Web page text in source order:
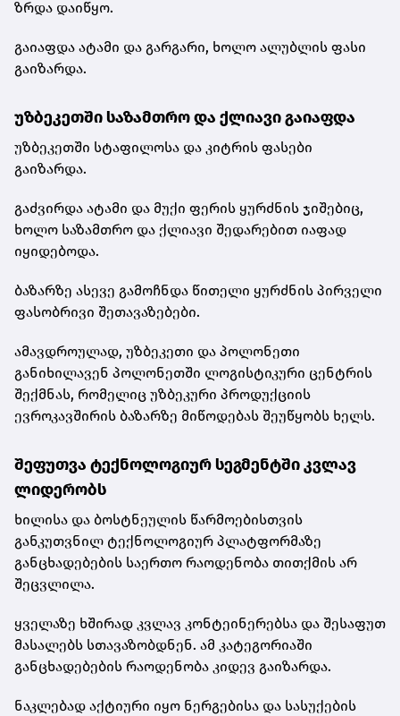
ზრდა დაიწყო.
გაიაფდა ატამი და გარგარი, ხოლო ალუბლის ფასი
გაიზარდა.
უზბეკეთში საზამთრო და ქლიავი გაიაფდა
უზბეკეთში სტაფილოსა და კიტრის ფასები
გაიზარდა.
გაძვირდა ატამი და მუქი ფერის ყურძნის ჯიშებიც,
ხოლო საზამთრო და ქლიავი შედარებით იაფად
იყიდებოდა.
ბაზარზე ასევე გამოჩნდა წითელი ყურძნის პირველი
ფასობრივი შეთავაზებები.
ამავდროულად, უზბეკეთი და პოლონეთი
განიხილავენ პოლონეთში ლოგისტიკური ცენტრის
შექმნას, რომელიც უზბეკური პროდუქციის
ევროკავშირის ბაზარზე მიწოდებას შეუწყობს ხელს.
შეფუთვა ტექნოლოგიურ სეგმენტში კვლავ
ლიდერობს
ხილისა და ბოსტნეულის წარმოებისთვის
განკუთვნილ ტექნოლოგიურ პლატფორმაზე
განცხადებების საერთო რაოდენობა თითქმის არ
შეცვლილა.
ყველაზე ხშირად კვლავ კონტეინერებსა და შესაფუთ
მასალებს სთავაზობდნენ. ამ კატეგორიაში
განცხადებების რაოდენობა კიდევ გაიზარდა.
ნაკლებად აქტიური იყო ნერგებისა და სასუქების